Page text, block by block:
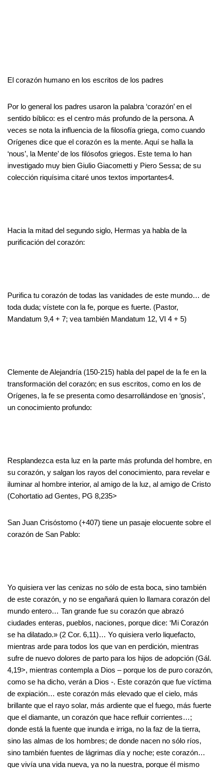
El corazón humano en los escritos de los padres
Por lo general los padres usaron la palabra ‘corazón’ en el
sentido bíblico: es el centro más profundo de la persona. A
veces se nota la influencia de la filosofía griega, como cuando
Orígenes dice que el corazón es la mente. Aquí se halla la
‘nous’, la Mente’ de los filósofos griegos. Este tema lo han
investigado muy bien Giulio Giacometti y Piero Sessa; de su
colección riquísima citaré unos textos importantes4.
Hacia la mitad del segundo siglo, Hermas ya habla de la
purificación del corazón:
Purifica tu corazón de todas las vanidades de este mundo… de
toda duda; vístete con la fe, porque es fuerte. (Pastor,
Mandatum 9,4 + 7; vea también Mandatum 12, VI 4 + 5)
Clemente de Alejandría (150-215) habla del papel de la fe en la
transformación del corazón; en sus escritos, como en los de
Orígenes, la fe se presenta como desarrollándose en ‘gnosis’,
un conocimiento profundo:
Resplandezca esta luz en la parte más profunda del hombre, en
su corazón, y salgan los rayos del conocimiento, para revelar e
iluminar al hombre interior, al amigo de la luz, al amigo de Cristo
(Cohortatio ad Gentes, PG 8,235>
San Juan Crisóstomo (+407) tiene un pasaje elocuente sobre el
corazón de San Pablo:
Yo quisiera ver las cenizas no sólo de esta boca, sino también
de este corazón, y no se engañará quien lo llamara corazón del
mundo entero… Tan grande fue su corazón que abrazó
ciudades enteras, pueblos, naciones, porque dice: ‘Mi Corazón
se ha dilatado.» (2 Cor. 6,11)… Yo quisiera verlo liquefacto,
mientras arde para todos los que van en perdición, mientras
sufre de nuevo dolores de parto para los hijos de adopción (Gál.
4,19>, mientras contempla a Dios – porque los de puro corazón,
como se ha dicho, verán a Dios -. Este corazón que fue víctima
de expiación… este corazón más elevado que el cielo, más
brillante que el rayo solar, más ardiente que el fuego, más fuerte
que el diamante, un corazón que hace refluir corrientes…;
donde está la fuente que inunda e irriga, no la faz de la tierra,
sino las almas de los hombres; de donde nacen no sólo ríos,
sino también fuentes de lágrimas día y noche; este corazón…
que vivía una vida nueva, ya no la nuestra, porque él mismo